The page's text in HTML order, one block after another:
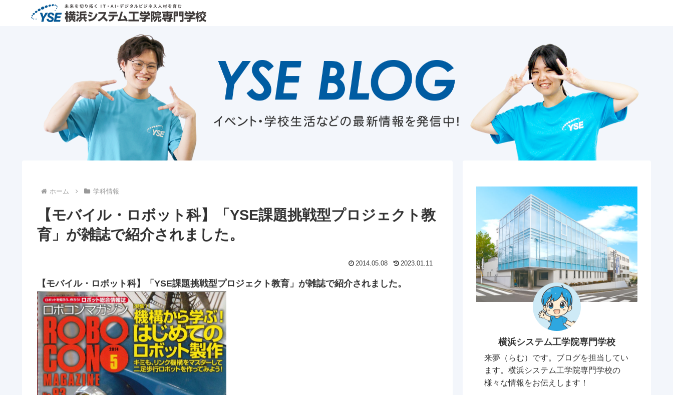
ホーム 学科情報
【モバイル・ロボット科】「YSE課題挑戦型プロジェクト教
育」が雑誌で紹介されました。
2014.05.08 2023.01.11
【モバイル・ロボット科】「YSE課題挑戦型プロジェクト教育」が雑誌で紹介されました。
横浜システム工学院専門学校
来夢（らむ）です。ブログを担当してい
ます。横浜システム工学院専門学校の
様々な情報をお伝えします！